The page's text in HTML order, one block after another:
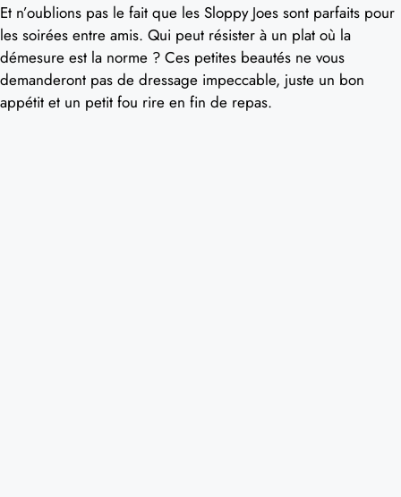
Et n’oublions pas le fait que les Sloppy Joes sont parfaits pour
les soirées entre amis. Qui peut résister à un plat où la
démesure est la norme ? Ces petites beautés ne vous
demanderont pas de dressage impeccable, juste un bon
appétit et un petit fou rire en fin de repas.